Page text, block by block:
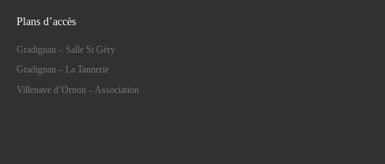
Plans d’accès
Gradignan – Salle St Géry
Gradignan – La Tannerie
Villenave d’Ornon – Association